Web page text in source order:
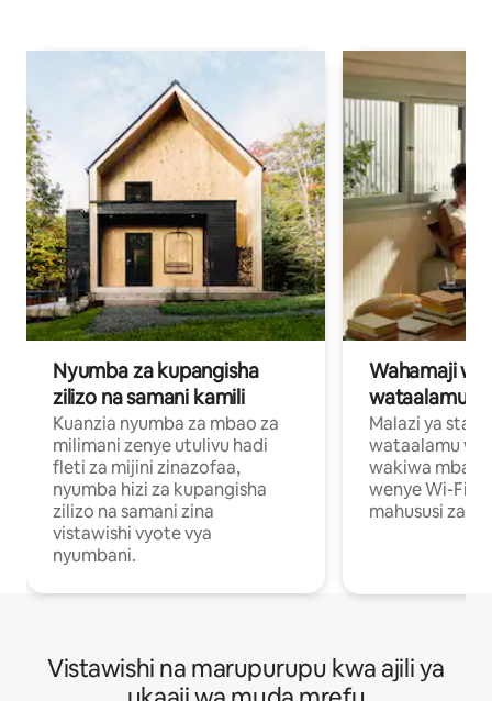
Nyumba za kupangisha
zilizo na samani kamili
Kuanzia nyumba za mbao za
milimani zenye utulivu hadi
fleti za mijini zinazofaa,
nyumba hizi za kupangisha
zilizo na samani zina
vistawishi vyote vya
nyumbani.
Wahamaji
wataalamu
Malazi ya
wataalamu
wakiwa mbali
wenye Wi-Fi
mahususi za
Vistawishi na marupurupu kwa ajili ya